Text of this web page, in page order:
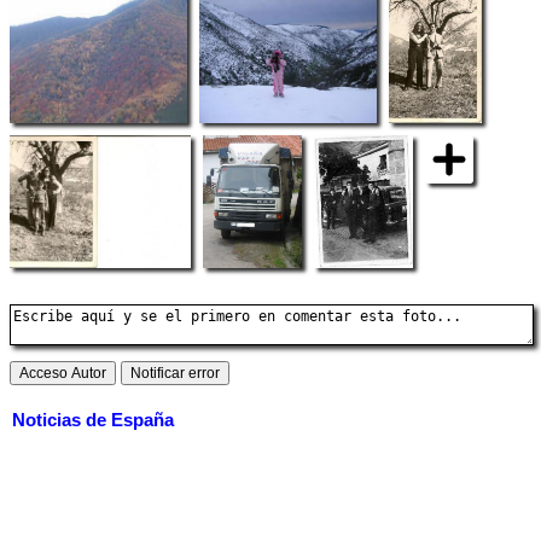
Noticias de España